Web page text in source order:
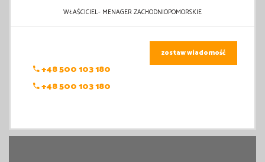
WŁAŚCICIEL- MENAGER ZACHODNIOPOMORSKIE
+48 500 103 180
+48 500 103 180
zostaw wiadomość